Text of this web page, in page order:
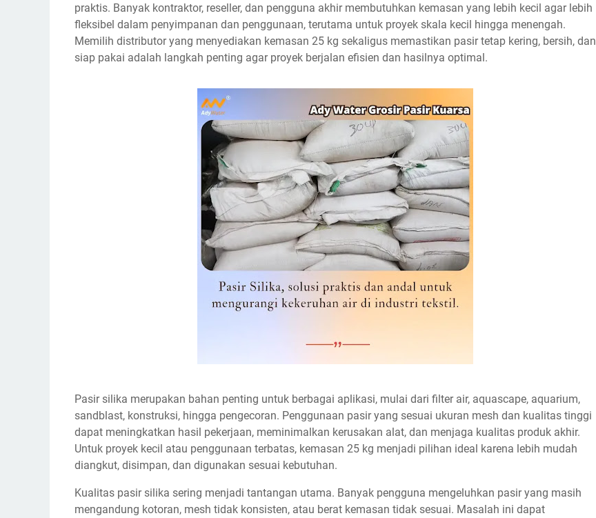
praktis. Banyak kontraktor, reseller, dan pengguna akhir membutuhkan kemasan yang lebih kecil agar lebih
fleksibel dalam penyimpanan dan penggunaan, terutama untuk proyek skala kecil hingga menengah.
Memilih distributor yang menyediakan kemasan 25 kg sekaligus memastikan pasir tetap kering, bersih, dan
siap pakai adalah langkah penting agar proyek berjalan efisien dan hasilnya optimal.
Pasir silika merupakan bahan penting untuk berbagai aplikasi, mulai dari filter air, aquascape, aquarium,
sandblast, konstruksi, hingga pengecoran. Penggunaan pasir yang sesuai ukuran mesh dan kualitas tinggi
dapat meningkatkan hasil pekerjaan, meminimalkan kerusakan alat, dan menjaga kualitas produk akhir.
Untuk proyek kecil atau penggunaan terbatas, kemasan 25 kg menjadi pilihan ideal karena lebih mudah
diangkut, disimpan, dan digunakan sesuai kebutuhan.
Kualitas pasir silika sering menjadi tantangan utama. Banyak pengguna mengeluhkan pasir yang masih
mengandung kotoran, mesh tidak konsisten, atau berat kemasan tidak sesuai. Masalah ini dapat